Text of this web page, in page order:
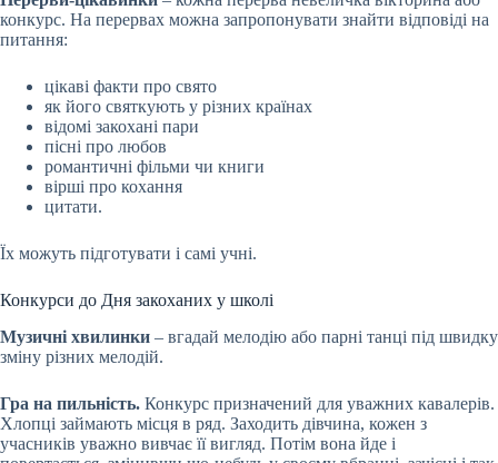
конкурс. На перервах можна запропонувати знайти відповіді на
питання:
цікаві факти про свято
як його святкують у різних країнах
відомі закохані пари
пісні про любов
романтичні фільми чи книги
вірші про кохання
цитати.
Їх можуть підготувати і самі учні.
Конкурси до Дня закоханих у школі
Музичні хвилинки – вгадай мелодію або парні танці під швидку
зміну різних мелодій.
Гра на пильність. Конкурс призначений для уважних кавалерів.
Хлопці займають місця в ряд. Заходить дівчина, кожен з
учасників уважно вивчає її вигляд. Потім вона йде і